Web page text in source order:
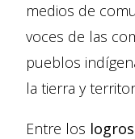
medios de
voces de las
pueblos
la tierra y
Entre los logros